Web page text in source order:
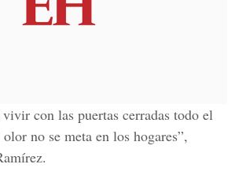
con las puertas cerradas todo el
no se meta en los hogares”,